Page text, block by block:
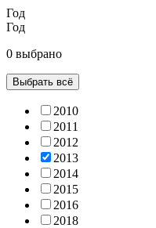
Год
Год
0 выбрано
Выбрать всё
2010
2011
2012
2013
2014
2015
2016
2018